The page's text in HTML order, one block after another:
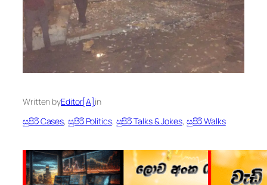
Written byEditor[A]in
සුපිරි Cases, සුපිරි Politics, සුපිරි Talks & Jokes, සුපිරි Walks